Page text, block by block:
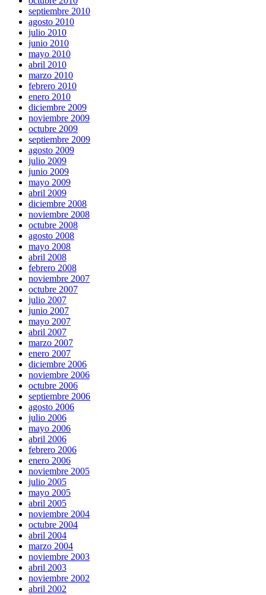
septiembre 2010
agosto 2010
julio 2010
junio 2010
mayo 2010
abril 2010
marzo 2010
febrero 2010
enero 2010
diciembre 2009
noviembre 2009
octubre 2009
septiembre 2009
agosto 2009
julio 2009
junio 2009
mayo 2009
abril 2009
diciembre 2008
noviembre 2008
octubre 2008
agosto 2008
mayo 2008
abril 2008
febrero 2008
noviembre 2007
octubre 2007
julio 2007
junio 2007
mayo 2007
abril 2007
marzo 2007
enero 2007
diciembre 2006
noviembre 2006
octubre 2006
septiembre 2006
agosto 2006
julio 2006
mayo 2006
abril 2006
febrero 2006
enero 2006
noviembre 2005
julio 2005
mayo 2005
abril 2005
noviembre 2004
octubre 2004
abril 2004
marzo 2004
noviembre 2003
abril 2003
noviembre 2002
abril 2002